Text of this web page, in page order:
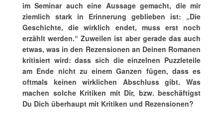
im Seminar auch eine Aussage gemacht, die mir
ziemlich stark in Erinnerung geblieben ist: „Die
Geschichte, die wirklich endet, muss erst noch
erzählt werden.“Zuweilen ist aber gerade das auch
etwas, was in den Rezensionen an Deinen Romanen
kritisiert wird: dass sich die einzelnen Puzzleteile
am Ende nicht zu einem Ganzen fügen, dass es
oftmals keinen wirklichen Abschluss gibt. Was
machen solche Kritiken mit Dir, bzw. beschäftigst
Du Dich überhaupt mit Kritiken und Rezensionen?